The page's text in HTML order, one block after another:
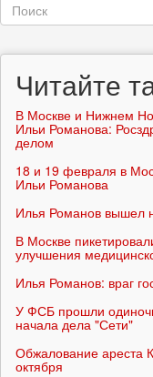
Форма
Читайте
В Москве и Нижнем
Ильи Романова:
делом
18 и 19 февраля в
Ильи Романова
Илья Романов вышел
В Москве
улучшения
Илья Романов: враг
У ФСБ прошли
начала дела "Сети"
Обжалование ареста
октября